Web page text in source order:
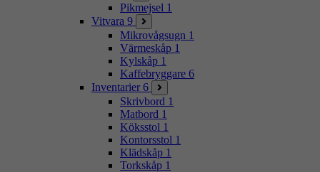
Pikmejsel 1
Vitvara 9
Mikrovågsugn 1
Värmeskåp 1
Kylskåp 1
Kaffebryggare 6
Inventarier 6
Skrivbord 1
Matbord 1
Köksstol 1
Kontorsstol 1
Klädskåp 1
Torkskåp 1